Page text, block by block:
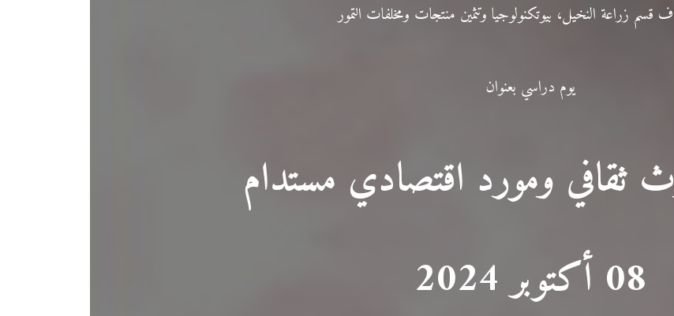
زراعة النخيل، بيوتكنولوجيا وتثمين منتجات ومخلفات التمور
يوم دراسي بعنوان
ثقافي ومورد اقتصادي مستدام
08 أكتوبر 2024